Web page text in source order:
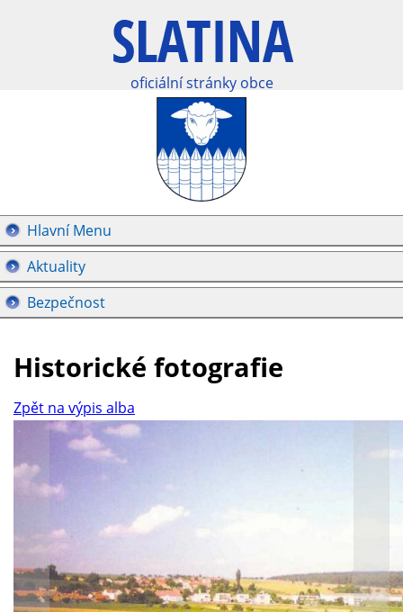
oficiální stránky obce
Hlavní Menu
Aktuality
Bezpečnost
Historické fotografie
Zpět na výpis alba